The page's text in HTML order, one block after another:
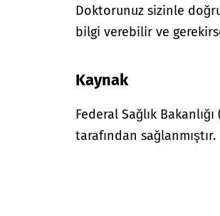
Doktorunuz sizinle
bilgi verebilir ve
Kaynak
Federal Sağlık
tarafından sağlanmıştır.